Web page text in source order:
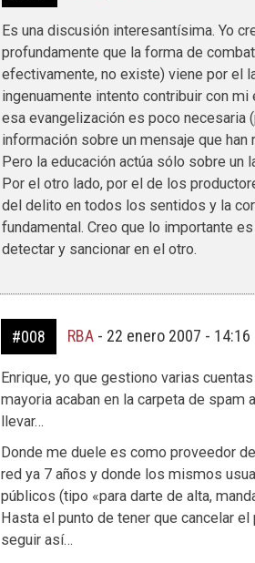
Es una discusión interesantísima. Yo
profundamente que la forma de
efectivamente, no existe) viene por el
ingenuamente intento contribuir con
esa evangelización es poco necesaria
información sobre un mensaje que
Pero la educación actúa sólo sobre un
Por el otro lado, por el de los
del delito en todos los sentidos y la
fundamental. Creo que lo importante
detectar y sancionar en el otro.
#008 RBA- 22 enero 2007 - 14:16
Enrique, yo que gestiono varias
mayoria acaban en la carpeta de spam
llevar…
Donde me duele es como proveedor
red ya 7 años y donde los mismos
públicos (tipo «para darte de alta,
Hasta el punto de tener que cancelar
seguir así…